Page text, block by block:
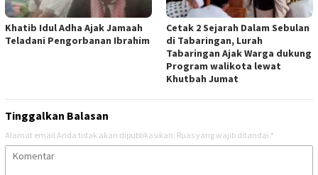
Khatib Idul Adha Ajak Jamaah
Teladani Pengorbanan Ibrahim
Cetak 2 Sejarah Dalam Sebulan
di Tabaringan, Lurah
Tabaringan Ajak Warga dukung
Program walikota lewat
Khutbah Jumat
Tinggalkan Balasan
Alamat email Anda tidak akan dipublikasikan. Ruas yang wajib ditandai *